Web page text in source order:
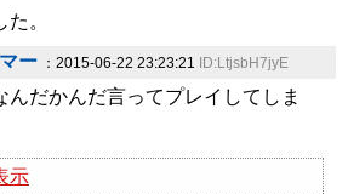
。
ー ：2015-06-22 23:23:21 ID:LtjsbH7jyE
んだかんだ言ってプレイしてしま
示